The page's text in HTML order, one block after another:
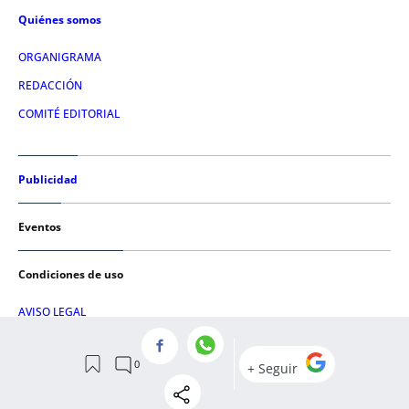
Quiénes somos
ORGANIGRAMA
REDACCIÓN
COMITÉ EDITORIAL
Publicidad
Eventos
Condiciones de uso
AVISO LEGAL
POLÍTICA DE COOKIES